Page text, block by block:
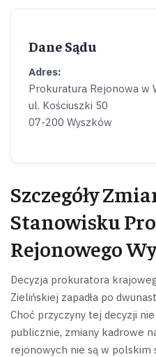
Dane Sądu
Adres:
Prokuratura Rejonowa w
ul. Kościuszki 50
07-200 Wyszków
Szczegóły
Stanowisku
Rejonowego
Decyzja prokuratora
Zielińskiej zapadła po
Choć przyczyny tej decyzji
publicznie, zmiany kadrowe
rejonowych nie są w polskim